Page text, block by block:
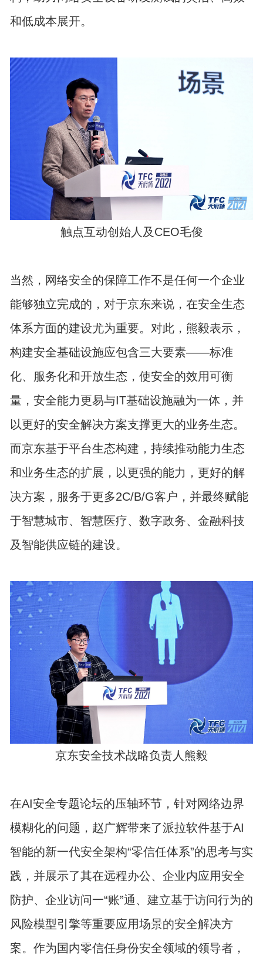
和低成本展开。
触点互动创始人及CEO毛俊
当然，网络安全的保障工作不是任何一个企业
能够独立完成的，对于京东来说，在安全生态
体系方面的建设尤为重要。对此，熊毅表示，
构建安全基础设施应包含三大要素——标准
化、服务化和开放生态，使安全的效用可衡
量，安全能力更易与IT基础设施融为一体，并
以更好的安全解决方案支撑更大的业务生态。
而京东基于平台生态构建，持续推动能力生态
和业务生态的扩展，以更强的能力，更好的解
决方案，服务于更多2C/B/G客户，并最终赋能
于智慧城市、智慧医疗、数字政务、金融科技
及智能供应链的建设。
京东安全技术战略负责人熊毅
在AI安全专题论坛的压轴环节，针对网络边界
模糊化的问题，赵广辉带来了派拉软件基于AI
智能的新一代安全架构“零信任体系”的思考与实
践，并展示了其在远程办公、企业内应用安全
防护、企业访问一“账”通、建立基于访问行为的
风险模型引擎等重要应用场景的安全解决方
案。作为国内零信任身份安全领域的领导者，